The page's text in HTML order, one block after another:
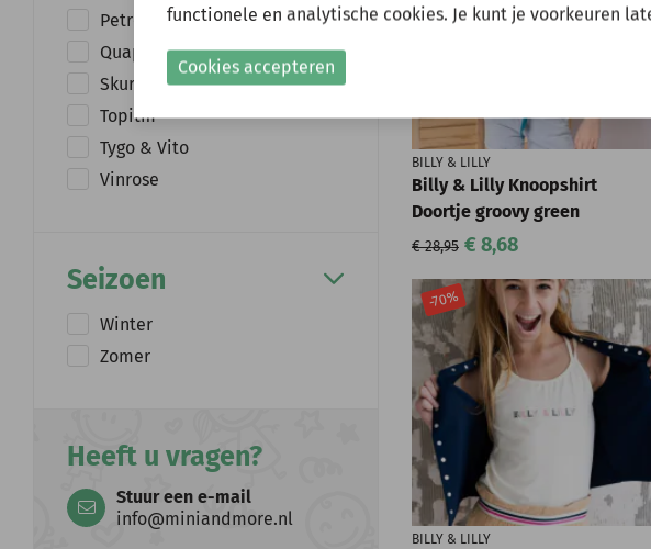
Petrol
Quapi
Skurk
Topitm
Tygo & Vito
Vinrose
Seizoen
Winter
Zomer
Heeft u vragen?
Stuur een e-mail
info@miniandmore.nl
BILLY & LILLY
Billy & Lilly Knoopshirt
Doortje groovy green
€ 28,95 € 8,68
-70%
BILLY & LILLY
Shop nu!
functionele en analytische cookies. Je kunt je voorkeuren
Cookies accepteren